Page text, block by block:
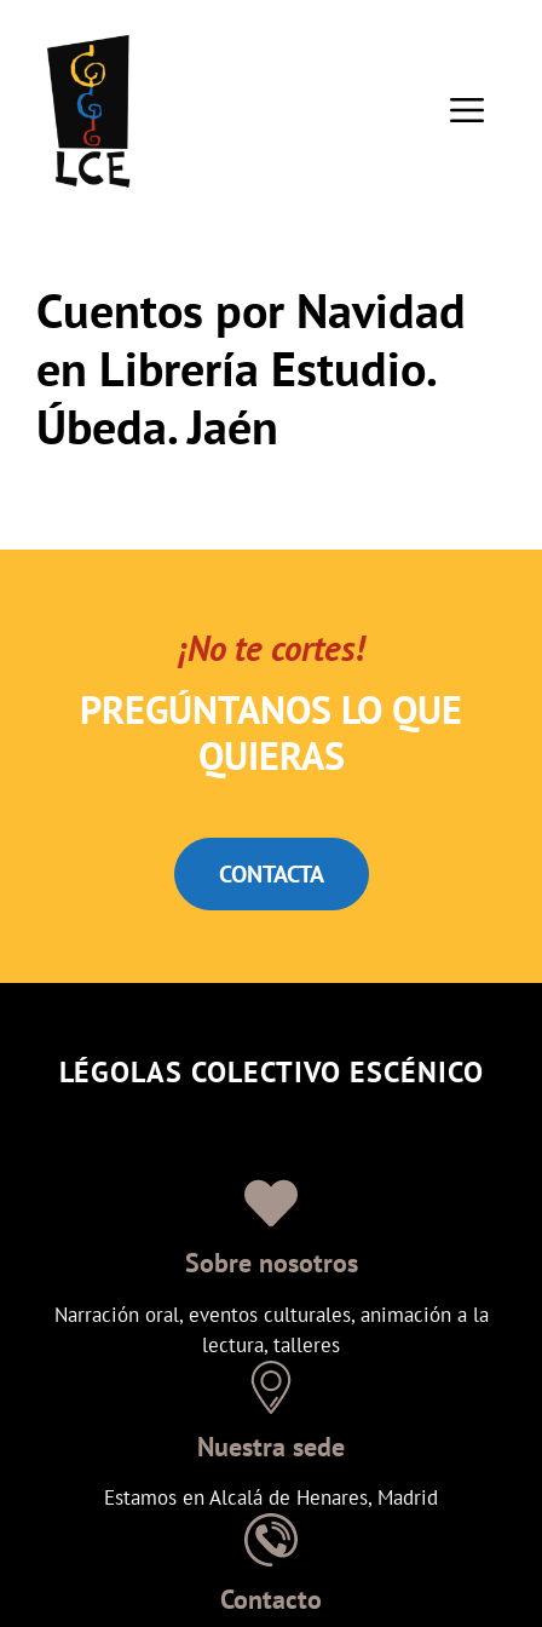
contenido
Cuentos por Navidad
en Librería Estudio.
Úbeda. Jaén
¡No te cortes!
PREGÚNTANOS LO QUE
QUIERAS
CONTACTA
LÉGOLAS COLECTIVO ESCÉNICO
Sobre nosotros
Narración oral, eventos culturales, animación a la
lectura, talleres
Nuestra sede
Estamos en Alcalá de Henares, Madrid
Contacto